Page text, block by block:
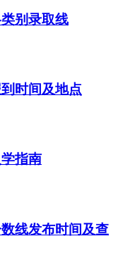
别录取线
时间及地点
指南
线发布时间及查